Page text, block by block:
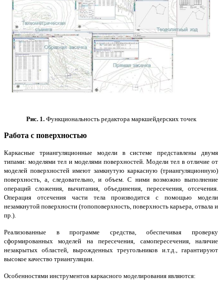
Рис. 1.Функциональность редактора маркшейдерских точек
Работа с поверхностью
Каркасные триангуляционные модели в системе представлены двумя
типами: моделями тел и моделями поверхностей. Модели тел в отличие от
моделей поверхностей имеют замкнутую каркасную (триангуляционную)
поверхность, а, следовательно, и объем. С ними возможно выполнение
операций сложения, вычитания, объединения, пересечения, отсечения.
Операция отсечения части тела производится с помощью модели
незамкнутой поверхности (топоповерхность, поверхность карьера, отвала и
пр.).
Реализованные в программе средства, обеспечивая проверку
сформированных моделей на пересечения, самопересечения, наличие
незакрытых областей, вырожденных треугольников и.т.д., гарантируют
высокое качество триангуляции.
Особенностями инструментов каркасного моделирования являются: